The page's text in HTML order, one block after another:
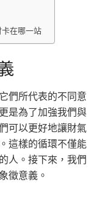
在哪一站
們所代表的不同意
是為了加強我們與
可以更好地讓財氣
這樣的循環不僅能
人。接下來，我們
徵意義。